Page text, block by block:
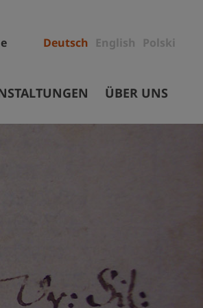
Deutsch English Polski
ÜBER UNS
Auftrag und Geschichte
Partner